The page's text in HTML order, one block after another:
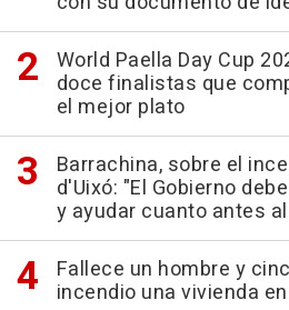
World Paella Day Cup
doce finalistas que
el mejor plato
Barrachina, sobre el
d'Uixó: "El Gobierno
y ayudar cuanto antes
Fallece un hombre y
incendio una vivienda